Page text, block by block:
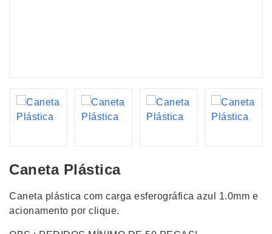
Caneta Plástica
Caneta plástica com carga esferográfica azul 1.0mm e
acionamento por clique.